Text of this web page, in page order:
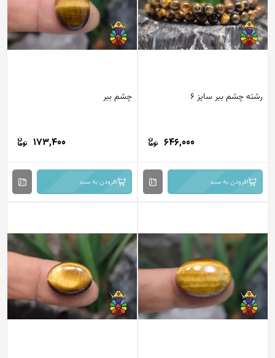
چشم ببر سایز 6
646,000
افزودن به سبد
چشم ببر
173,400
افزودن به سبد